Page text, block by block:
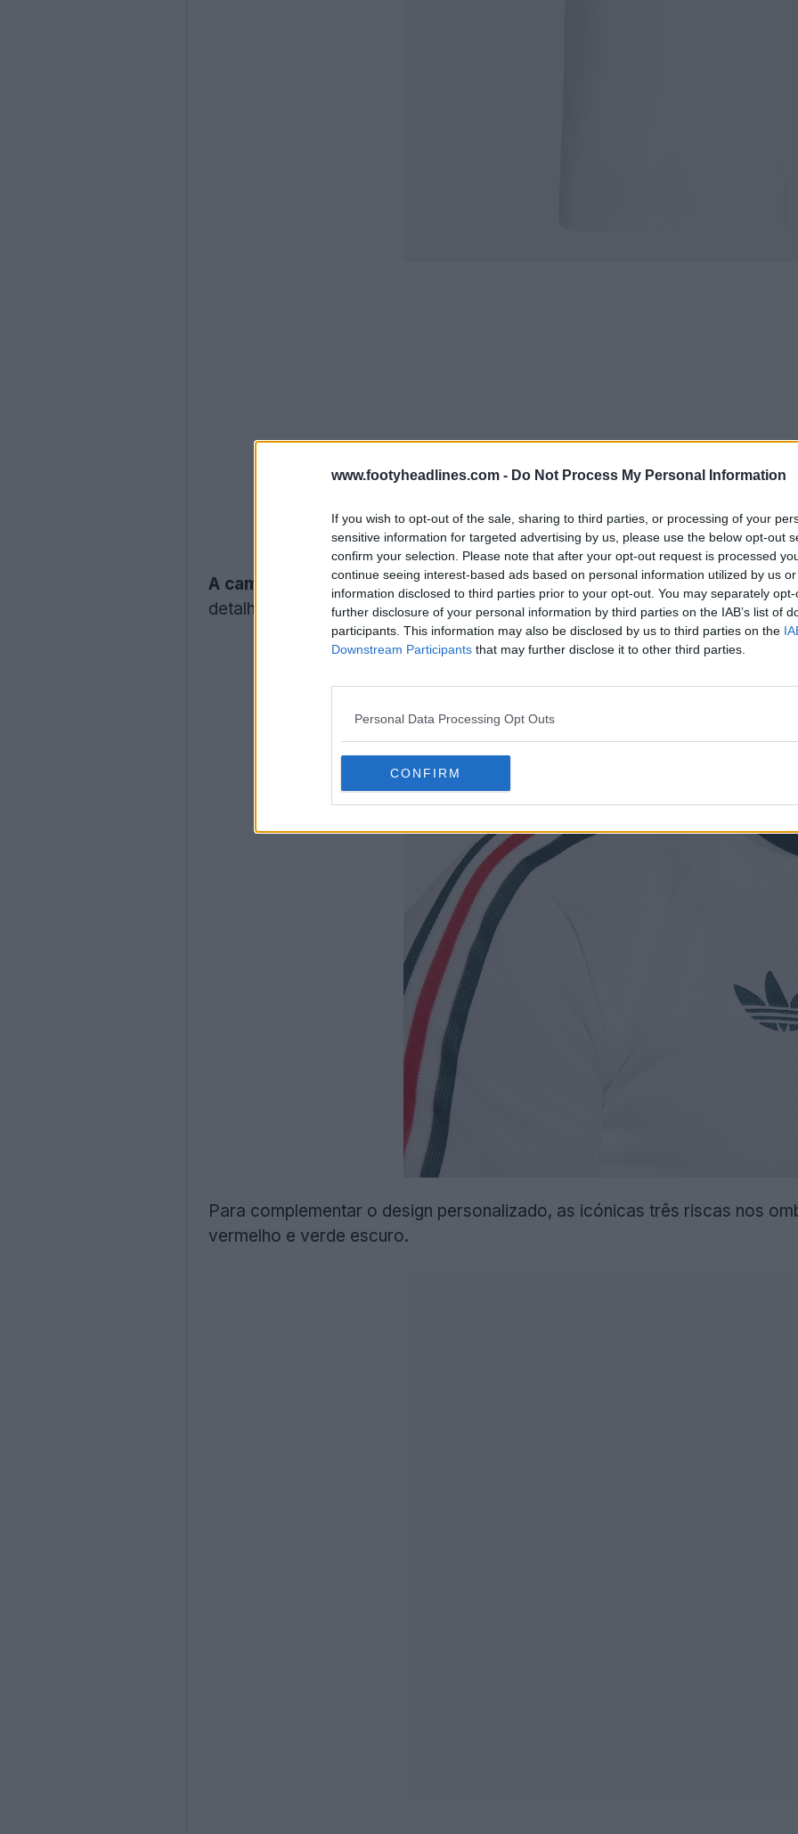
www.footyheadlines.com - Do Not Process My Personal Information
If you wish to opt-out of the sale, sharing to third parties, or processing of your
sensitive information for targeted advertising by us, please use the below opt-out
confirm your selection. Please note that after your opt-out request is processed
continue seeing interest-based ads based on personal information utilized by us
information disclosed to third parties prior to your opt-out. You may separately
further disclosure of your personal information by third parties on the IAB’s list of
participants. This information may also be disclosed by us to third parties on the
Downstream Participants that may further disclose it to other third parties.
Personal Data Processing Opt Outs
CONFIRM
A camisa de futebol retro Adidas México 2026apresenta uma base
detalhes em verde escuro e vermelho. Tem um acabamento simples e
Para complementar o design personalizado, as icónicas três riscas nos
vermelho e verde escuro.